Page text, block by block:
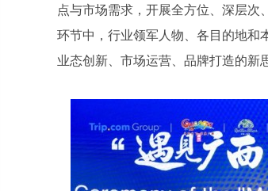
点与市场需求，开展全方位、深层
环节中，行业领军人物、各目的地和
业态创新、市场运营、品牌打造的新